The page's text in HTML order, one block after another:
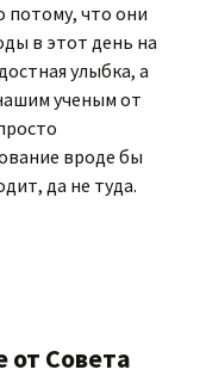
потому, что они
в этот день на
улыбка, а
ученым от
вроде бы
да не туда.
от Совета